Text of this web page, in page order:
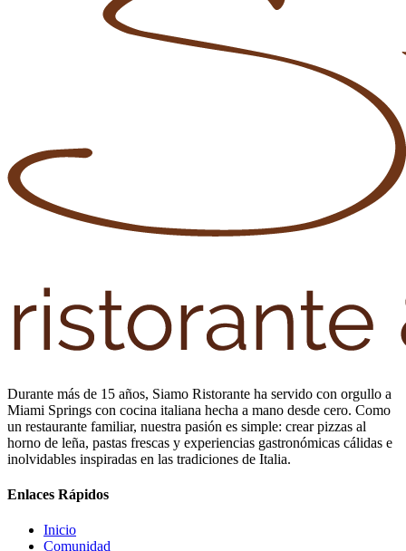
Durante más de 15 años, Siamo Ristorante ha servido con orgullo a
Miami Springs con cocina italiana hecha a mano desde cero. Como
un restaurante familiar, nuestra pasión es simple: crear pizzas al
horno de leña, pastas frescas y experiencias gastronómicas cálidas e
inolvidables inspiradas en las tradiciones de Italia.
Enlaces Rápidos
Inicio
Comunidad